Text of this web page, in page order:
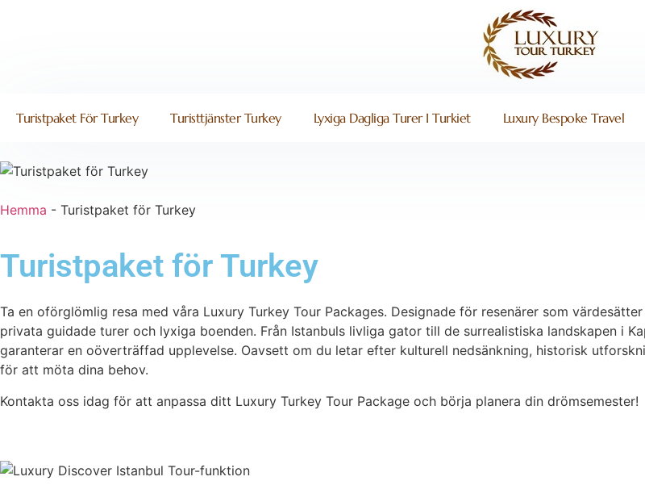
Turistpaket För Turkey Turisttjänster Turkey Lyxiga Dagliga Turer I Turkiet Luxury Bespoke Travel
Hemma - Turistpaket för Turkey
Turistpaket för Turkey
Ta en oförglömlig resa med våra Luxury Turkey Tour Packages. Designade för resenärer som
privata guidade turer och lyxiga boenden. Från Istanbuls livliga gator till de surrealistiska landskapen i
garanterar en oöverträffad upplevelse. Oavsett om du letar efter kulturell nedsänkning, historisk
för att möta dina behov.
Kontakta oss idag för att anpassa ditt Luxury Turkey Tour Package och börja planera din drömsemester!